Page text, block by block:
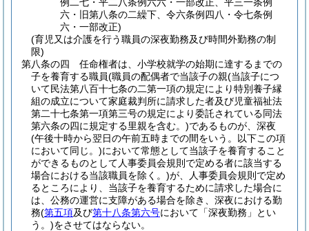
六・旧第八条の二繰下、令六条例四八・令七条例
六・一部改正)
(育児又は介護を行う職員の深夜勤務及び時間外勤務の制
限)
第八条の四
任命権者は、小学校就学の始期に達するまでの
子を養育する職員(職員の配偶者で当該子の親(当該子につ
いて民法第八百十七条の二第一項の規定により特別養子縁
組の成立について家庭裁判所に請求した者及び児童福祉法
第二十七条第一項第三号の規定により委託されている同法
第六条の四に規定する里親を含む。)であるものが、深夜
(午後十時から翌日の午前五時までの間をいう。以下この項
において同じ。)において常態として当該子を養育すること
ができるものとして人事委員会規則で定める者に該当する
場合における当該職員を除く。)が、人事委員会規則で定め
るところにより、当該子を養育するために請求した場合に
は、公務の運営に支障がある場合を除き、深夜における勤
務(第五項及び第十八条第六号において「深夜勤務」とい
う。)をさせてはならない。